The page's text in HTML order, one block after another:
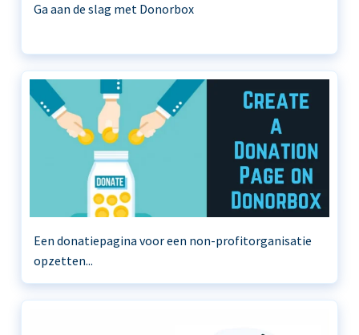
Ga aan de slag met Donorbox
Een donatiepagina voor een non-profitorganisatie
opzetten...